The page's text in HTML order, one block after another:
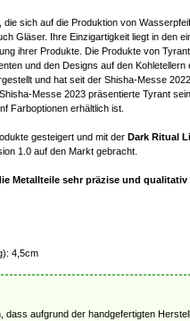
sich auf die Produktion von
Gläser. Ihre Einzigartigkeit liegt in den
ihrer Produkte. Die Produkte von
und den Designs auf den Kohletellern
und hat seit der Shisha-Messe
Messe 2023 präsentierte Tyrant
Farboptionen erhältlich ist.
gesteigert und mit der Dark Ritual
1.0 auf den Markt gebracht.
Metallteile sehr präzise und
4,5cm
dass aufgrund der handgefertigten